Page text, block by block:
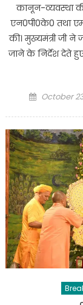
कानून-व्यवस्था की
एन0पी0के0 तथा
की। मुख्यमंत्री जी ने
जाने के निर्देश देते
Posted
October